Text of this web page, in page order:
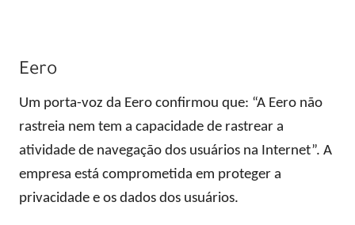
Eero
Um porta-voz da Eero confirmou que: “A Eero não
rastreia nem tem a capacidade de rastrear a
atividade de navegação dos usuários na Internet”. A
empresa está comprometida em proteger a
privacidade e os dados dos usuários.